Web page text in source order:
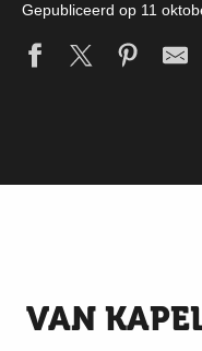
Gepubliceerd op 11
VAN